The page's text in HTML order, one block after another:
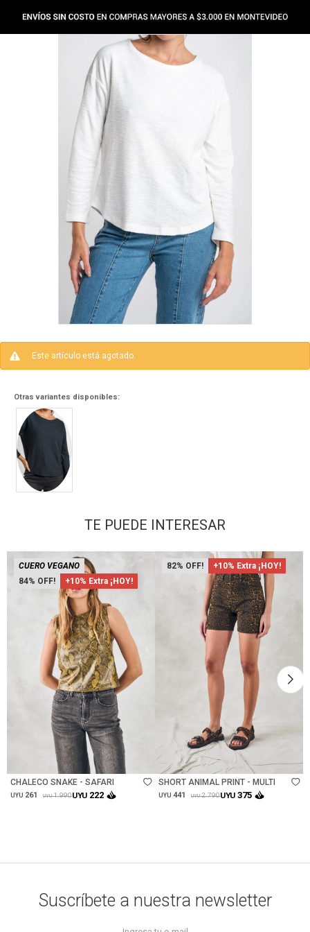
Este artículo está agotado.
Otras variantes disponibles:
TE PUEDE INTERESAR
84 +10% Extra ¡HOY!
CUERO VEGANO
CHALECO SNAKE - SAFARI
UYU 261 UYU 1.990UYU 222
82 +10% Extra ¡HOY!
Talle
SHORT ANIMAL PRINT - MULTI
UYU 441 UYU 2.790UYU 375
Suscríbete a nuestra newsletter